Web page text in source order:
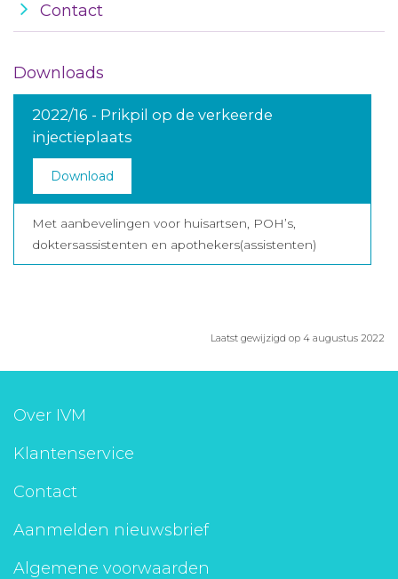
Contact
Downloads
2022/16 - Prikpil op de verkeerde
injectieplaats
Download
Met aanbevelingen voor huisartsen, POH’s,
doktersassistenten en apothekers(assistenten)
Laatst gewijzigd op 4 augustus 2022
Over IVM
Klantenservice
Contact
Aanmelden nieuwsbrief
Algemene voorwaarden